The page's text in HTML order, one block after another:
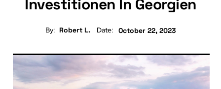
Investitionen In Georgien
By: Robert L. Date: October 22, 2023